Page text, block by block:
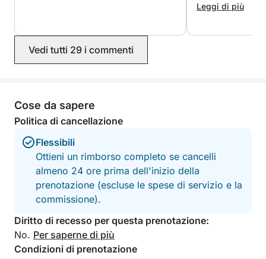
that haven't checked if it was full fuel
or no.
rilassandoci sul
Leggi di più
Vedi tutti 29 i commenti
Cose da sapere
Politica di cancellazione
Flessibili
Ottieni un rimborso completo se cancelli
almeno 24 ore prima dell'inizio della
prenotazione (escluse le spese di servizio e la
commissione).
Diritto di recesso per questa prenotazione:
No. Per saperne di più
Condizioni di prenotazione